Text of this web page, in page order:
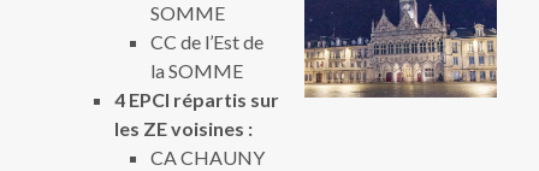
SOMME
CC de l’Est de
la SOMME
4 EPCI répartis sur
les ZE voisines :
CA CHAUNY